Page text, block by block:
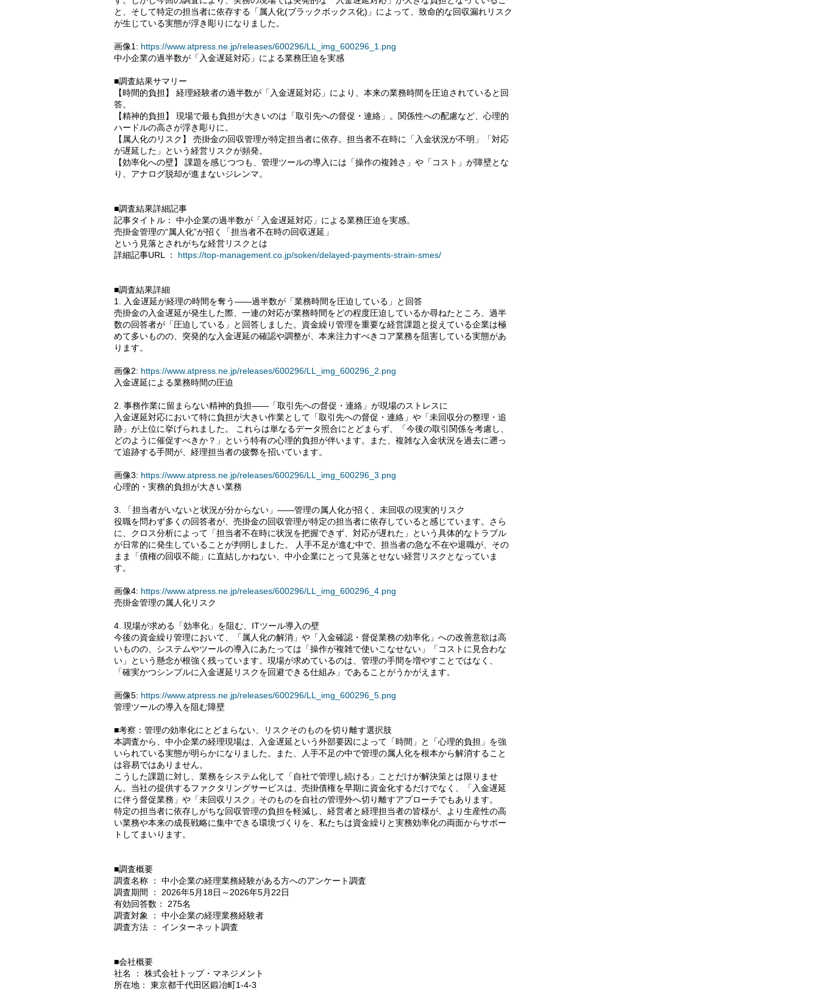
と、そして特定の担当者に依存する「属人化(ブラックボックス化)」によって、致命的な回収漏れリスク
が生じている実態が浮き彫りになりました。
画像1: https://www.atpress.ne.jp/releases/600296/LL_img_600296_1.png
中小企業の過半数が「入金遅延対応」による業務圧迫を実感
■調査結果サマリー
【時間的負担】 経理経験者の過半数が「入金遅延対応」により、本来の業務時間を圧迫されていると回
答。
【精神的負担】 現場で最も負担が大きいのは「取引先への督促・連絡」。関係性への配慮など、心理的
ハードルの高さが浮き彫りに。
【属人化のリスク】 売掛金の回収管理が特定担当者に依存。担当者不在時に「入金状況が不明」「対応
が遅延した」という経営リスクが頻発。
【効率化への壁】 課題を感じつつも、管理ツールの導入には「操作の複雑さ」や「コスト」が障壁とな
り、アナログ脱却が進まないジレンマ。
■調査結果詳細記事
記事タイトル： 中小企業の過半数が「入金遅延対応」による業務圧迫を実感。
売掛金管理の“属人化”が招く「担当者不在時の回収遅延」
という見落とされがちな経営リスクとは
詳細記事URL ： https://top-management.co.jp/soken/delayed-payments-strain-smes/
■調査結果詳細
1. 入金遅延が経理の時間を奪う――過半数が「業務時間を圧迫している」と回答
売掛金の入金遅延が発生した際、一連の対応が業務時間をどの程度圧迫しているか尋ねたところ、過半
数の回答者が「圧迫している」と回答しました。資金繰り管理を重要な経営課題と捉えている企業は極
めて多いものの、突発的な入金遅延の確認や調整が、本来注力すべきコア業務を阻害している実態があ
ります。
画像2: https://www.atpress.ne.jp/releases/600296/LL_img_600296_2.png
入金遅延による業務時間の圧迫
2. 事務作業に留まらない精神的負担――「取引先への督促・連絡」が現場のストレスに
入金遅延対応において特に負担が大きい作業として「取引先への督促・連絡」や「未回収分の整理・追
跡」が上位に挙げられました。 これらは単なるデータ照合にとどまらず、「今後の取引関係を考慮し、
どのように催促すべきか？」という特有の心理的負担が伴います。また、複雑な入金状況を過去に遡っ
て追跡する手間が、経理担当者の疲弊を招いています。
画像3: https://www.atpress.ne.jp/releases/600296/LL_img_600296_3.png
心理的・実務的負担が大きい業務
3. 「担当者がいないと状況が分からない」――管理の属人化が招く、未回収の現実的リスク
役職を問わず多くの回答者が、売掛金の回収管理が特定の担当者に依存していると感じています。さら
に、クロス分析によって「担当者不在時に状況を把握できず、対応が遅れた」という具体的なトラブル
が日常的に発生していることが判明しました。 人手不足が進む中で、担当者の急な不在や退職が、その
まま「債権の回収不能」に直結しかねない、中小企業にとって見落とせない経営リスクとなっていま
す。
画像4: https://www.atpress.ne.jp/releases/600296/LL_img_600296_4.png
売掛金管理の属人化リスク
4. 現場が求める「効率化」を阻む、ITツール導入の壁
今後の資金繰り管理において、「属人化の解消」や「入金確認・督促業務の効率化」への改善意欲は高
いものの、システムやツールの導入にあたっては「操作が複雑で使いこなせない」「コストに見合わな
い」という懸念が根強く残っています。現場が求めているのは、管理の手間を増やすことではなく、
「確実かつシンプルに入金遅延リスクを回避できる仕組み」であることがうかがえます。
画像5: https://www.atpress.ne.jp/releases/600296/LL_img_600296_5.png
管理ツールの導入を阻む障壁
■考察：管理の効率化にとどまらない、リスクそのものを切り離す選択肢
本調査から、中小企業の経理現場は、入金遅延という外部要因によって「時間」と「心理的負担」を強
いられている実態が明らかになりました。また、人手不足の中で管理の属人化を根本から解消すること
は容易ではありません。
こうした課題に対し、業務をシステム化して「自社で管理し続ける」ことだけが解決策とは限りませ
ん。当社の提供するファクタリングサービスは、売掛債権を早期に資金化するだけでなく、「入金遅延
に伴う督促業務」や「未回収リスク」そのものを自社の管理外へ切り離すアプローチでもあります。
特定の担当者に依存しがちな回収管理の負担を軽減し、経営者と経理担当者の皆様が、より生産性の高
い業務や本来の成長戦略に集中できる環境づくりを、私たちは資金繰りと実務効率化の両面からサポー
トしてまいります。
■調査概要
調査名称 ： 中小企業の経理業務経験がある方へのアンケート調査
調査期間 ： 2026年5月18日～2026年5月22日
有効回答数： 275名
調査対象 ： 中小企業の経理業務経験者
調査方法 ： インターネット調査
■会社概要
社名 ： 株式会社トップ・マネジメント
所在地： 東京都千代田区鍛冶町1-4-3